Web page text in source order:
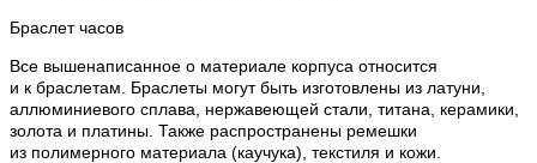
Браслет часов
Все вышенаписанное о материале корпуса относится
и к браслетам. Браслеты могут быть изготовлены из латуни,
аллюминиевого сплава, нержавеющей стали, титана, керамики,
золота и платины. Также распространены ремешки
из полимерного материала (каучука), текстиля и кожи.